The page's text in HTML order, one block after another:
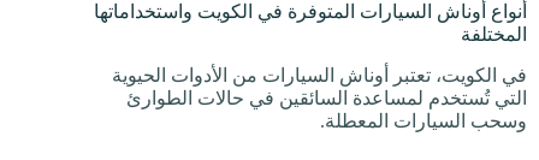
أنواع أوناش السيارات المتوفرة في الكويت واستخداماتها
المختلفة
في الكويت، تعتبر أوناش السيارات من الأدوات الحيوية
التي تُستخدم لمساعدة السائقين في حالات الطوارئ
وسحب السيارات المعطلة.